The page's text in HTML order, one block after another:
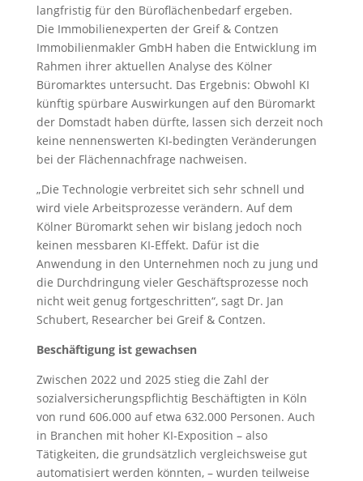
langfristig für den Büroflächenbedarf ergeben.
Die Immobilienexperten der Greif & Contzen
Immobilienmakler GmbH haben die Entwicklung im
Rahmen ihrer aktuellen Analyse des Kölner
Büromarktes untersucht. Das Ergebnis: Obwohl KI
künftig spürbare Auswirkungen auf den Büromarkt
der Domstadt haben dürfte, lassen sich derzeit noch
keine nennenswerten KI-bedingten Veränderungen
bei der Flächennachfrage nachweisen.
„Die Technologie verbreitet sich sehr schnell und
wird viele Arbeitsprozesse verändern. Auf dem
Kölner Büromarkt sehen wir bislang jedoch noch
keinen messbaren KI-Effekt. Dafür ist die
Anwendung in den Unternehmen noch zu jung und
die Durchdringung vieler Geschäftsprozesse noch
nicht weit genug fortgeschritten“, sagt Dr. Jan
Schubert, Researcher bei Greif & Contzen.
Beschäftigung ist gewachsen
Zwischen 2022 und 2025 stieg die Zahl der
sozialversicherungspflichtig Beschäftigten in Köln
von rund 606.000 auf etwa 632.000 Personen. Auch
in Branchen mit hoher KI-Exposition – also
Tätigkeiten, die grundsätzlich vergleichsweise gut
automatisiert werden könnten, – wurden teilweise